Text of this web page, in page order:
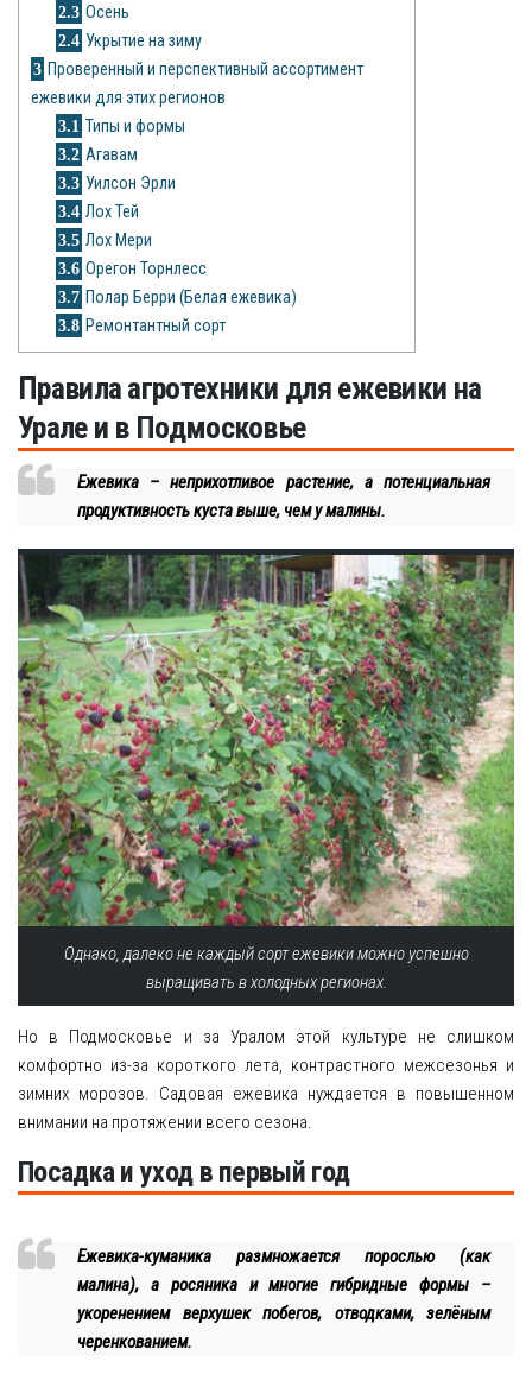
2.3 Осень
2.4 Укрытие на зиму
3 Проверенный и перспективный ассортимент
ежевики для этих регионов
3.1 Типы и формы
3.2 Агавам
3.3 Уилсон Эрли
3.4 Лох Тей
3.5 Лох Мери
3.6 Орегон Торнлесс
3.7 Полар Берри (Белая ежевика)
3.8 Ремонтантный сорт
Правила агротехники для ежевики на
Урале и в Подмосковье
Ежевика – неприхотливое растение, а потенциальная
продуктивность куста выше, чем у малины.
Однако, далеко не каждый сорт ежевики можно успешно
выращивать в холодных регионах.
Но в Подмосковье и за Уралом этой культуре не слишком
комфортно из-за короткого лета, контрастного межсезонья и
зимних морозов. Садовая ежевика нуждается в повышенном
внимании на протяжении всего сезона.
Посадка и уход в первый год
Ежевика-куманика размножается порослью (как
малина), а росяника и многие гибридные формы –
укоренением верхушек побегов, отводками, зелёным
черенкованием.